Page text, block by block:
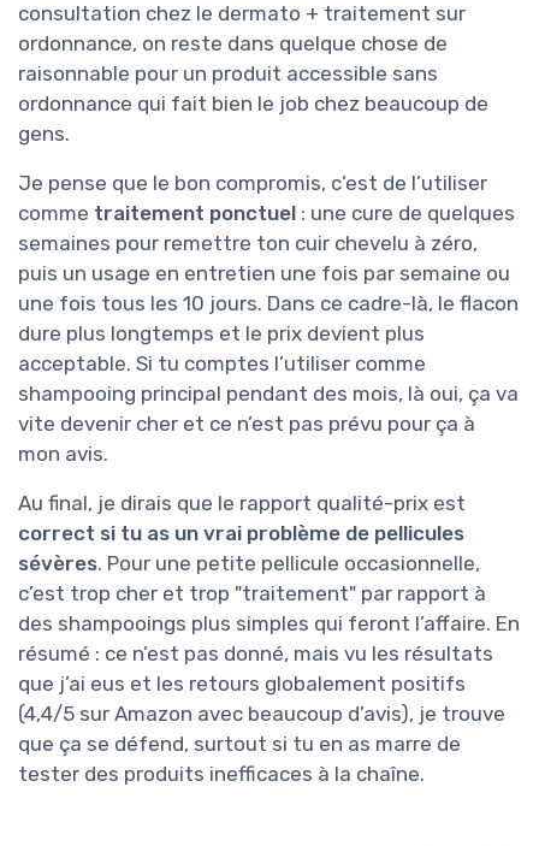
consultation chez le dermato + traitement sur
ordonnance, on reste dans quelque chose de
raisonnable pour un produit accessible sans
ordonnance qui fait bien le job chez beaucoup de
gens.
Je pense que le bon compromis, c’est de l’utiliser
comme traitement ponctuel : une cure de quelques
semaines pour remettre ton cuir chevelu à zéro,
puis un usage en entretien une fois par semaine ou
une fois tous les 10 jours. Dans ce cadre-là, le flacon
dure plus longtemps et le prix devient plus
acceptable. Si tu comptes l’utiliser comme
shampooing principal pendant des mois, là oui, ça va
vite devenir cher et ce n’est pas prévu pour ça à
mon avis.
Au final, je dirais que le rapport qualité-prix est
correct si tu as un vrai problème de pellicules
sévères. Pour une petite pellicule occasionnelle,
c’est trop cher et trop "traitement" par rapport à
des shampooings plus simples qui feront l’affaire. En
résumé : ce n’est pas donné, mais vu les résultats
que j’ai eus et les retours globalement positifs
(4,4/5 sur Amazon avec beaucoup d’avis), je trouve
que ça se défend, surtout si tu en as marre de
tester des produits inefficaces à la chaîne.